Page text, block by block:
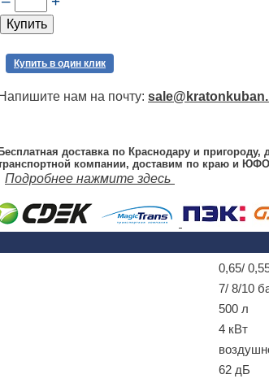
Купить в один клик
Напишите нам на почту:
Бесплатная доставка по Краснодару и пригороду,
компании, доставим по краю и
Подробнее нажмите здесь
0,65/
7/ 8/10
500 л
4 кВт
62 дБ